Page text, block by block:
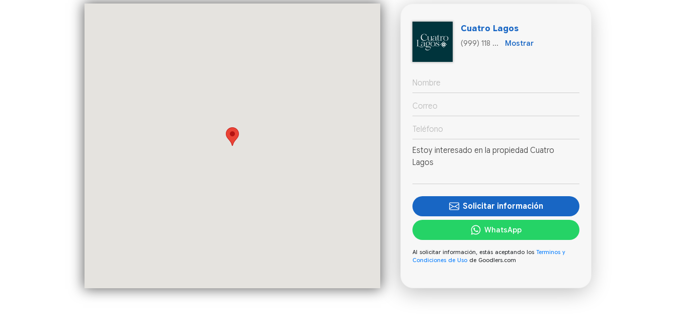
Cuatro Lagos
(999) 118 ... Mostrar
Solicitar información
WhatsApp
Al solicitar información, estás aceptando los Terminos y
Condiciones de Uso de Goodlers.com